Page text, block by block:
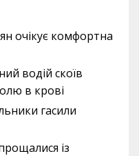
очікує комфортна
водій скоїв
в крові
гасили
із